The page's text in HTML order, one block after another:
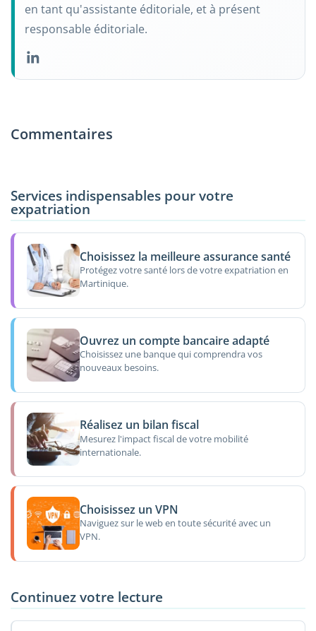
en tant qu'assistante éditoriale, et à présent
responsable éditoriale.
Commentaires
Services indispensables pour votre
expatriation
Choisissez la meilleure assurance santé
Protégez votre santé lors de votre expatriation en
Martinique.
Ouvrez un compte bancaire adapté
Choisissez une banque qui comprendra vos
nouveaux besoins.
Réalisez un bilan fiscal
Mesurez l'impact fiscal de votre mobilité
internationale.
Choisissez un VPN
Naviguez sur le web en toute sécurité avec un
VPN.
Continuez votre lecture